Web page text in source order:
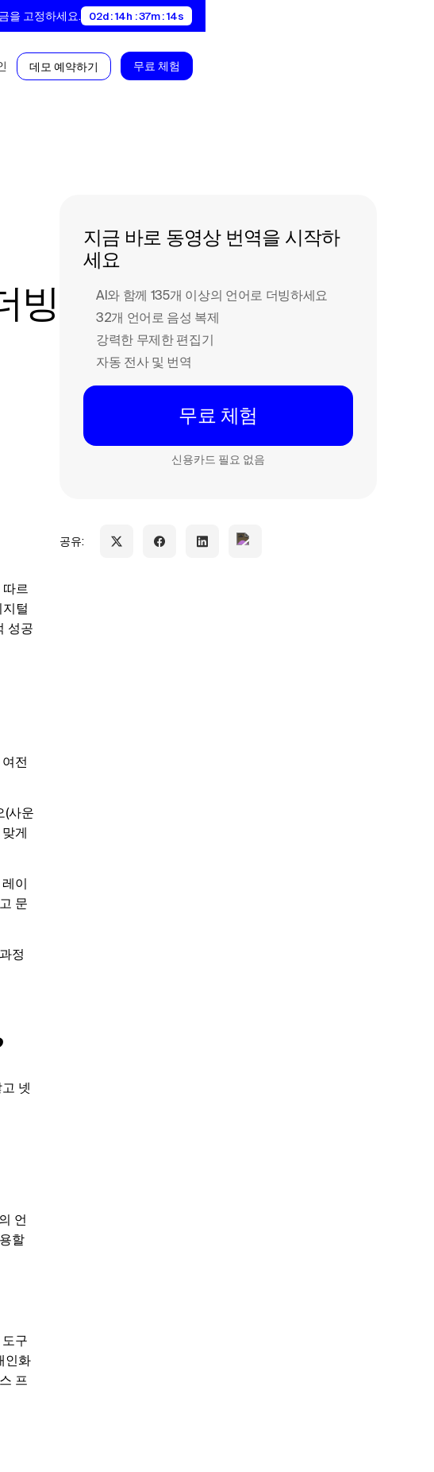
을 고정하세요. 02d : 14h : 37m : 13s
데모 예약하기 무료 체험
따르
털
성공
전
(사운
게
이
문
정
넷
언
할
구
인화
프
지금 바로 동영상 번역을 시작하
세요
AI와 함께 135개 이상의 언어로 더빙하세요
32개 언어로 음성 복제
강력한 무제한 편집기
자동 전사 및 번역
무료 체험
신용카드 필요 없음
공유: